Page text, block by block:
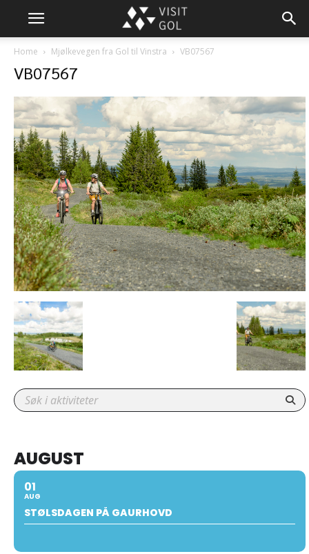
Home Mjølkevegen fra Gol til Vinstra VB07567
VB07567
AUGUST
01
AUG
STØLSDAGEN PÅ GAURHOVD